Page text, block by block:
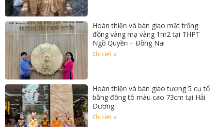
Hoàn thiện và bàn giao mặt trống
đồng vàng mạ vàng 1m2 tại THPT
Ngồ Quyền – Đồng Nai
Chi tiết »
Hoàn thiện và bàn giao tượng 5 cụ tổ
bằng đồng tô màu cao 73cm tại Hải
Dương
Chi tiết »